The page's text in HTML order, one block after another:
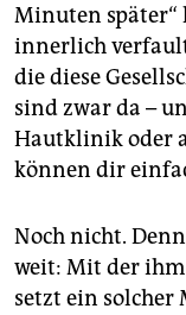
Minuten
innerlich
die diese
sind zwar da –
Hautklinik oder
können dir
Noch nicht.
weit: Mit der
setzt ein solcher